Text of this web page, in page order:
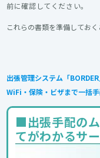
前に確認してください。
これらの書類を準備してお
出張管理システム「
WiFi・保険・ビザまで一括
■出張手配の
てがわかるサ